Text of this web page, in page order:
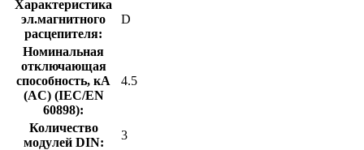
Характеристика
эл.магнитного
расцепителя:
D
Номинальная
отключающая
способность, кA
(AC) (IEC/EN
60898):
4.5
Количество
модулей DIN:
3